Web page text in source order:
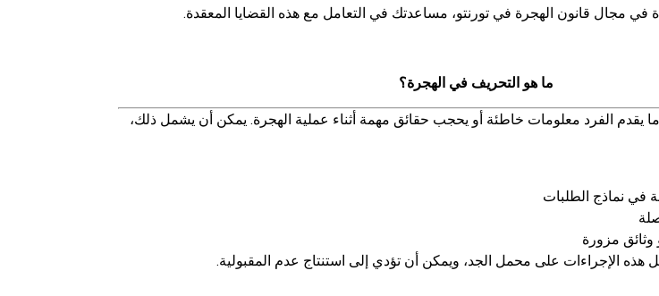
ما هو التحريف في الهجرة؟
يقدم الفرد معلومات خاطئة أو يحجب حقائق مهمة أثناء عملية الهجرة. يمكن أن يشمل ذلك،
في نماذج الطلبات
وثائق مزورة
هذه الإجراءات على محمل الجد، ويمكن أن تؤدي إلى استنتاج عدم المقبولية.